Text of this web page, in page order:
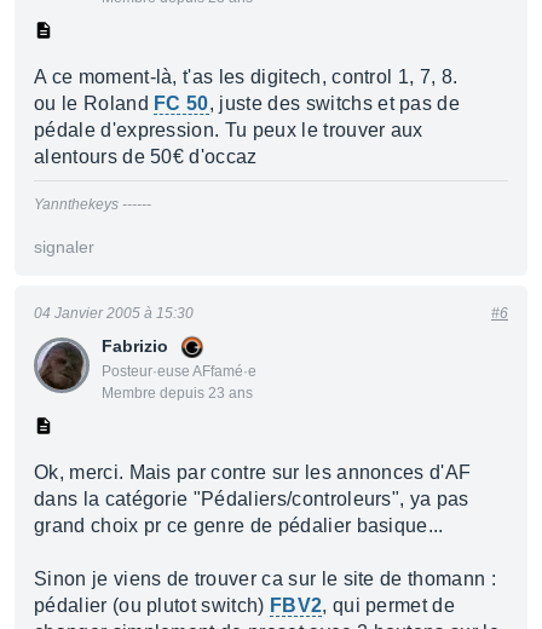
A ce moment-là, t'as les digitech, control 1, 7, 8.
ou le Roland FC 50, juste des switchs et pas de
pédale d'expression. Tu peux le trouver aux
alentours de 50€ d'occaz
Yannthekeys ------
signaler
Fabrizio
Posteur·euse AFfamé·e
Membre depuis 23 ans
04 Janvier 2005 à 15:30 #6
Ok, merci. Mais par contre sur les annonces d'AF
dans la catégorie "Pédaliers/controleurs", ya pas
grand choix pr ce genre de pédalier basique...
Sinon je viens de trouver ca sur le site de thomann :
pédalier (ou plutot switch) FBV2, qui permet de